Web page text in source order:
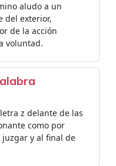
aludo a un
del exterior,
de la acción
voluntad.
z delante de las
como por
y al final de